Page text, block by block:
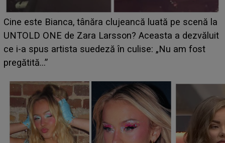
HOROSCOP 11 august 2026. Marte intră în Rac și
aduce tensiuni uriașe pentru o zodie! Conflictele
izbucnesc din senin în jurul ei, iar o situație dificilă
scapă de sub control